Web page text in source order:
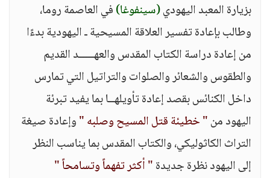
بزيارة المعبد اليهودي(سينفوغا)في العاصمة روما،
وطالب بإعادة تفسير العلاقة المسيحية ـ اليهودية بدءًا
من إعادة دراسة الكتاب المقدس والعهـــــد القديم
والطقوس والشعائر والصلوات والتراتيل التي تمارس
داخل الكنائس بقصد إعادة تأويلهــا بما يفيد تبرئة
اليهود من" خطيئة قتل المسيح وصلبه "وإعادة صيغة
التراث الكاثوليكي، والكتاب المقدس بما يناسب النظر
إلى اليهود نظرة جديدة" أكثر تفهماً وتسامحاً "